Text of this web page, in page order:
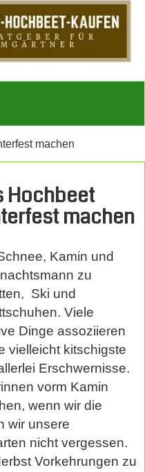
machen
Hochbeet
machen
Kamin und
zu
Ski und
Viele
Dinge assoziieren
vielleicht kitschigste
Erschwernisse.
vorm Kamin
wenn wir die
wir unsere
nicht vergessen.
Vorkehrungen zu